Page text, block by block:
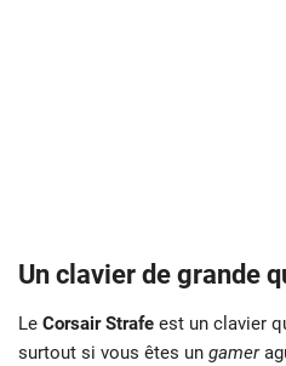
Un clavier de grande
Le Corsair Strafe est un clavier
surtout si vous êtes un gamer